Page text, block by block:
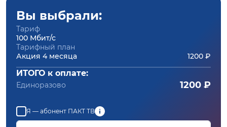
Вы выбрали:
Тариф
100 Мбит/с
Тарифный план
Акция 4 месяца
1200 ₽
ИТОГО к оплате:
Единоразово 1200 ₽
Я — абонент ПАКТ ТВ